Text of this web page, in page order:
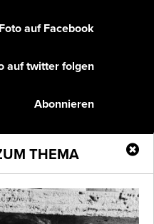
THEMA
auf Facebook
auf twitter folgen
Abonnieren